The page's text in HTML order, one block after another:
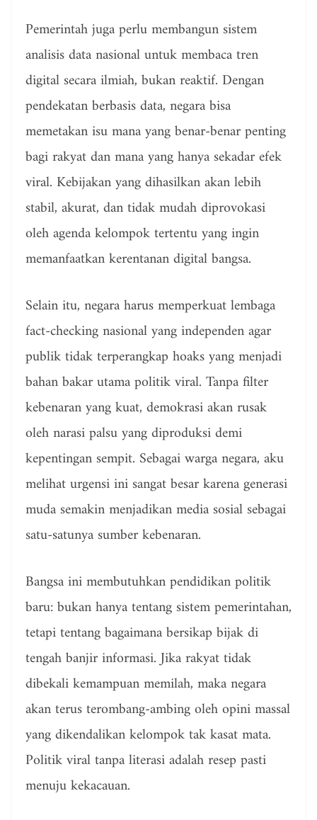
Pemerintah juga perlu membangun sistem
analisis data nasional untuk membaca tren
digital secara ilmiah, bukan reaktif. Dengan
pendekatan berbasis data, negara bisa
memetakan isu mana yang benar-benar penting
bagi rakyat dan mana yang hanya sekadar efek
viral. Kebijakan yang dihasilkan akan lebih
stabil, akurat, dan tidak mudah diprovokasi
oleh agenda kelompok tertentu yang ingin
memanfaatkan kerentanan digital bangsa.
Selain itu, negara harus memperkuat lembaga
fact-checking nasional yang independen agar
publik tidak terperangkap hoaks yang menjadi
bahan bakar utama politik viral. Tanpa filter
kebenaran yang kuat, demokrasi akan rusak
oleh narasi palsu yang diproduksi demi
kepentingan sempit. Sebagai warga negara, aku
melihat urgensi ini sangat besar karena generasi
muda semakin menjadikan media sosial sebagai
satu-satunya sumber kebenaran.
Bangsa ini membutuhkan pendidikan politik
baru: bukan hanya tentang sistem pemerintahan,
tetapi tentang bagaimana bersikap bijak di
tengah banjir informasi. Jika rakyat tidak
dibekali kemampuan memilah, maka negara
akan terus terombang-ambing oleh opini massal
yang dikendalikan kelompok tak kasat mata.
Politik viral tanpa literasi adalah resep pasti
menuju kekacauan.